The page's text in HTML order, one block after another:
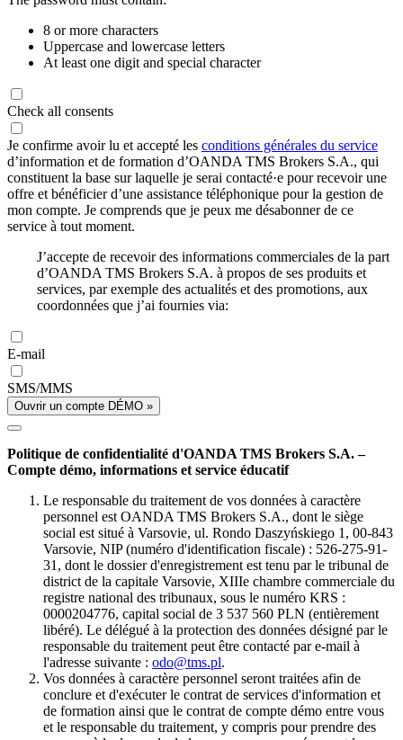
8 or more characters
Uppercase and lowercase letters
At least one digit and special character
Check all consents
Je confirme avoir lu et accepté les conditions générales du service
d’information et de formation d’OANDA TMS Brokers S.A., qui
constituent la base sur laquelle je serai contacté·e pour recevoir une
offre et bénéficier d’une assistance téléphonique pour la gestion de
mon compte. Je comprends que je peux me désabonner de ce
service à tout moment.
J’accepte de recevoir des informations commerciales de la part
d’OANDA TMS Brokers S.A. à propos de ses produits et
services, par exemple des actualités et des promotions, aux
coordonnées que j’ai fournies via:
E-mail
SMS/MMS
Ouvrir un compte DÉMO »
Politique de confidentialité d'OANDA TMS Brokers S.A. –
Compte démo, informations et service éducatif
Le responsable du traitement de vos données à caractère
personnel est OANDA TMS Brokers S.A., dont le siège
social est situé à Varsovie, ul. Rondo Daszyńskiego 1, 00-843
Varsovie, NIP (numéro d'identification fiscale) : 526-275-91-
31, dont le dossier d'enregistrement est tenu par le tribunal de
district de la capitale Varsovie, XIIIe chambre commerciale du
registre national des tribunaux, sous le numéro KRS :
0000204776, capital social de 3 537 560 PLN (entièrement
libéré). Le délégué à la protection des données désigné par le
responsable du traitement peut être contacté par e-mail à
l'adresse suivante : odo@tms.pl.
Vos données à caractère personnel seront traitées afin de
conclure et d'exécuter le contrat de services d'information et
de formation ainsi que le contrat de compte démo entre vous
et le responsable du traitement, y compris pour prendre des